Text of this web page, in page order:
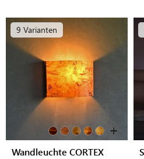
9 Varianten
+
Wandleuchte CORTEX